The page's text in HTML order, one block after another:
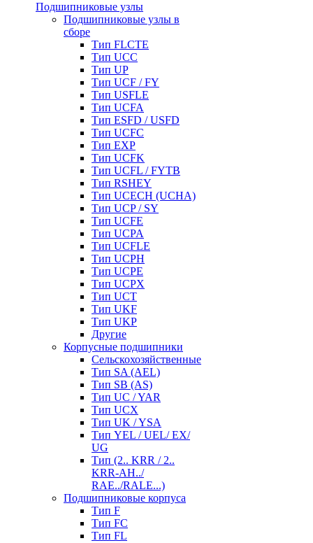
Подшипниковые узлы
Подшипниковые узлы в
сборе
Тип FLCTE
Тип UCC
Тип UP
Тип UCF / FY
Тип USFLE
Тип UCFA
Тип ESFD / USFD
Тип UCFC
Тип EXP
Тип UCFK
Тип UCFL / FYTB
Тип RSHEY
Тип UCECH (UCHA)
Тип UCP / SY
Тип UCFE
Тип UCPA
Тип UCFLE
Тип UCPH
Тип UCPE
Тип UCPX
Тип UCT
Тип UKF
Тип UKP
Другие
Корпусные подшипники
Сельскохозяйственные
Тип SA (AEL)
Тип SB (AS)
Тип UC / YAR
Тип UCX
Тип UK / YSA
Тип YEL / UEL/ EX/
UG
Тип (2.. KRR / 2..
KRR-AH../
RAE../RALE...)
Подшипниковые корпуса
Тип F
Тип FC
Тип FL